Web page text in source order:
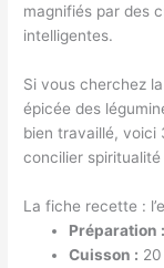
magnifiés par des
intelligentes.
Si vous cherchez
épicée des
bien travaillé, voici
concilier
La fiche recette :
Préparation :
Cuisson :